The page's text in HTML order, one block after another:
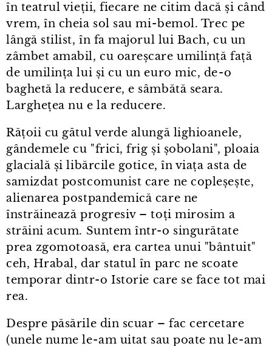
în teatrul vieții, fiecare ne citim dacă și când
vrem, în cheia sol sau mi⁠-⁠bemol. Trec pe
lângă stilist, în fa majorul lui Bach, cu un
zâmbet amabil, cu oareșcare umilință față
de umilința lui și cu un euro mic, de⁠-⁠o
baghetă la reducere, e sâmbătă seara.
Larghețea nu e la reducere.
Rățoii cu gâtul verde alungă lighioanele,
gândemele cu "frici, frig și șobolani", ploaia
glacială și libărcile gotice, în viața asta de
samizdat postcomunist care ne copleșește,
alienarea postpandemică care ne
înstrăinează progresiv – toți mirosim a
străini acum. Suntem într⁠-⁠o singurătate
prea zgomotoasă, era cartea unui "bântuit"
ceh, Hrabal, dar statul în parc ne scoate
temporar dintr⁠-⁠o Istorie care se face tot mai
rea.
Despre păsările din scuar – fac cercetare
(unele nume le⁠-⁠am uitat sau poate nu le⁠-⁠am